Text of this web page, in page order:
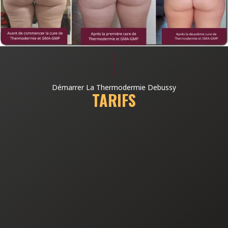
Démarrer La Thermodermie Debussy
TARIFS